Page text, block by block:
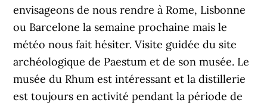
envisageons de nous rendre à Rome, Lisbonne
ou Barcelone la semaine prochaine mais le
météo nous fait hésiter. Visite guidée du site
archéologique de Paestum et de son musée. Le
musée du Rhum est intéressant et la distillerie
est toujours en activité pendant la période de